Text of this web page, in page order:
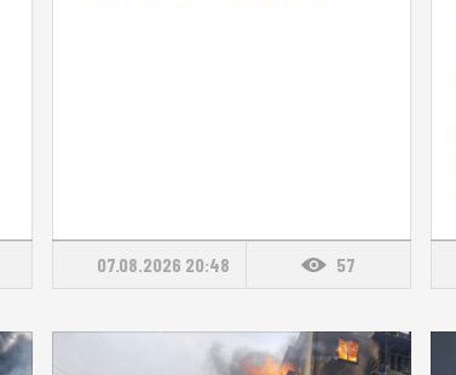
07.08.2026 20:48 57